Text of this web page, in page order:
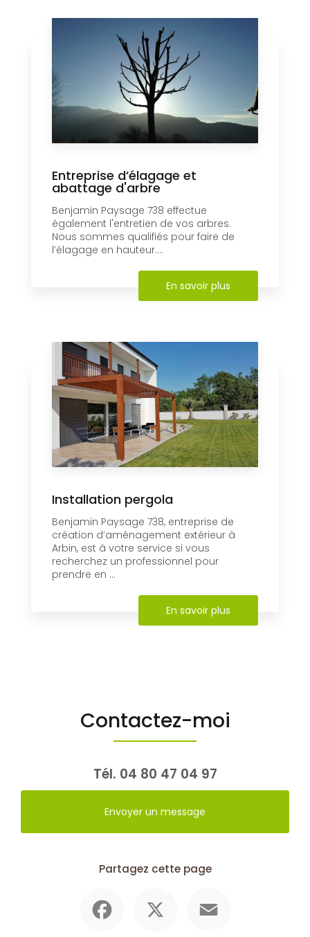
Entreprise d’élagage et
abattage d'arbre
Benjamin Paysage 738 effectue
également l'entretien de vos arbres.
Nous sommes qualifiés pour faire de
l’élagage en hauteur....
En savoir plus
Installation pergola
Benjamin Paysage 738, entreprise de
création d’aménagement extérieur à
Arbin, est à votre service si vous
recherchez un professionnel pour
prendre en ...
En savoir plus
Contactez-moi
Tél. 04 80 47 04 97
Envoyer un message
Partagez cette page